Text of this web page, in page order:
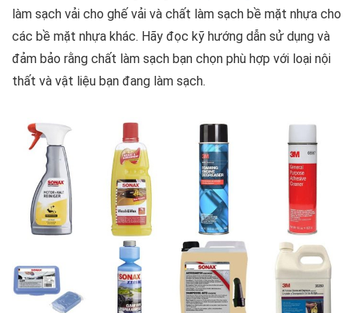
làm sạch vải cho ghế vải và chất làm sạch bề mặt nhựa cho
các bề mặt nhựa khác. Hãy đọc kỹ hướng dẫn sử dụng và
đảm bảo rằng chất làm sạch bạn chọn phù hợp với loại nội
thất và vật liệu bạn đang làm sạch.